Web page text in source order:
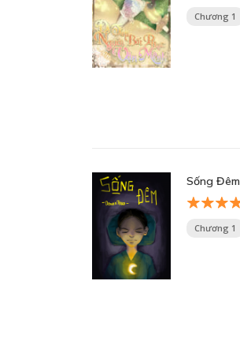
Chương 1
Sống Đêm
Chương 1